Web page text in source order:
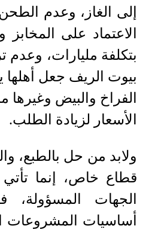
إلى الغاز، وعدم
الاعتماد على
بتكلفة مليارات، وعدم
بيوت الريف جعل أهلها
الفراخ والبيض
الأسعار لزيادة الطلب.
ولابد من حل بالطبع،
قطاع خاص، إنما
الجهات المسؤولة،
أساسيات المشروعات